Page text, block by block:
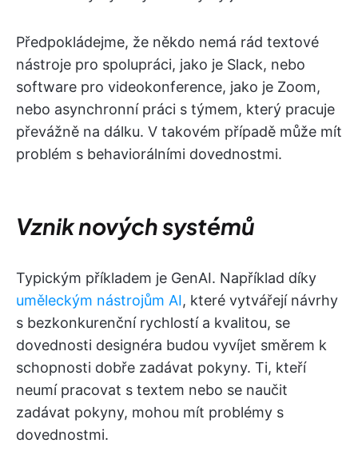
Předpokládejme, že někdo nemá rád textové
nástroje pro spolupráci, jako je Slack, nebo
software pro videokonference, jako je Zoom,
nebo asynchronní práci s týmem, který pracuje
převážně na dálku. V takovém případě může mít
problém s behaviorálními dovednostmi.
Vznik nových systémů
Typickým příkladem je GenAI. Například díky
uměleckým nástrojům AI, které vytvářejí návrhy
s bezkonkurenční rychlostí a kvalitou, se
dovednosti designéra budou vyvíjet směrem k
schopnosti dobře zadávat pokyny. Ti, kteří
neumí pracovat s textem nebo se naučit
zadávat pokyny, mohou mít problémy s
dovednostmi.